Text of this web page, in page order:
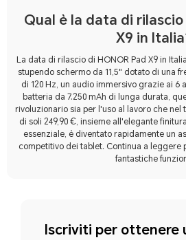
Qual è la data di rilascio
X9 in
La data di rilascio di HONOR Pad X9 in
stupendo schermo da 11,5" dotato di una
di 120 Hz, un audio immersivo grazie ai 6
batteria da 7.250 mAh di lunga durata,
rivoluzionario sia per l'uso al lavoro che nel
di soli 249,90 €, insieme all'elegante
essenziale, è diventato rapidamente un
competitivo dei tablet. Continua a leggere
fantastiche
Iscriviti per ottenere